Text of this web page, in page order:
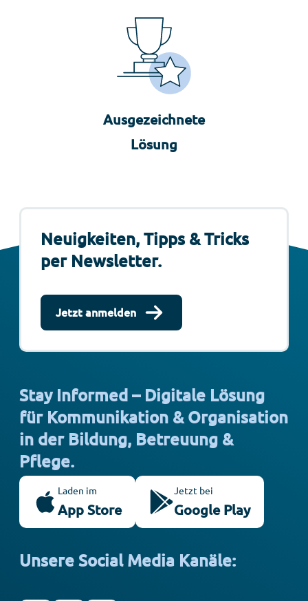
Ausgezeichnete
Lösung
Neuigkeiten, Tipps & Tricks
per Newsletter.
Jetzt anmelden
Stay Informed – Digitale Lösung
für Kommunikation & Organisation
in der Bildung, Betreuung &
Pflege.
Laden im
App Store
Jetzt bei
Google Play
Unsere Social Media Kanäle: